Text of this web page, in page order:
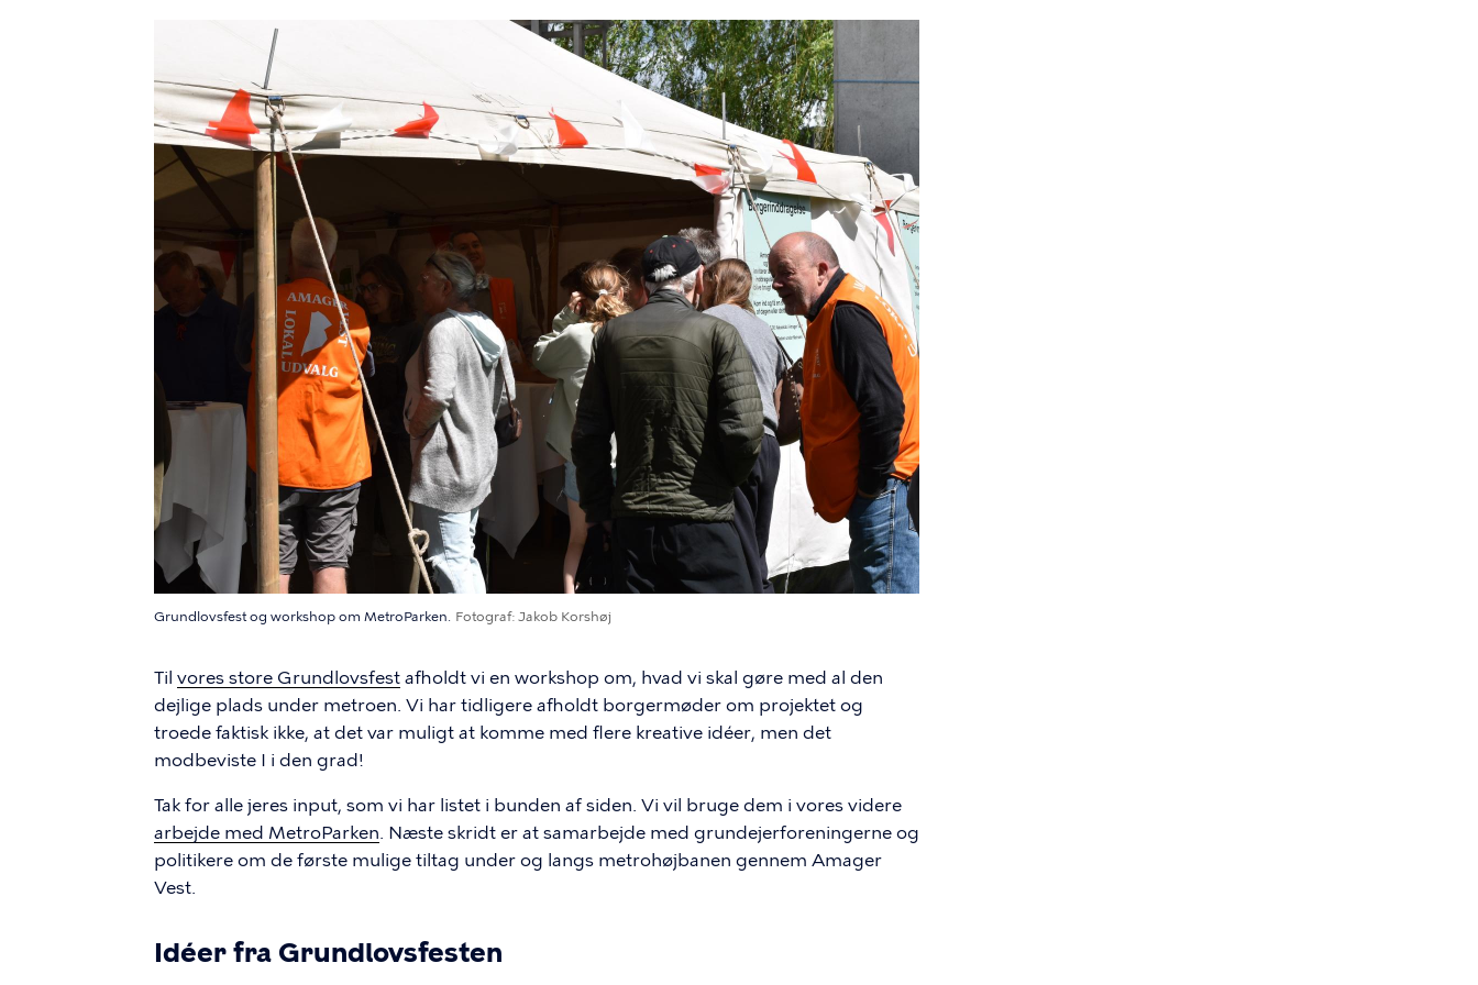
Grundlovsfest og workshop om MetroParken. Fotograf Jakob Korshøj
Til vores store Grundlovsfest afholdt vi en workshop om, hvad vi skal gøre med al den
dejlige plads under metroen. Vi har tidligere afholdt borgermøder om projektet og
troede faktisk ikke, at det var muligt at komme med flere kreative idéer, men det
modbeviste I i den grad!
Tak for alle jeres input, som vi har listet i bunden af siden. Vi vil bruge dem i vores videre
arbejde med MetroParken. Næste skridt er at samarbejde med grundejerforeningerne og
politikere om de første mulige tiltag under og langs metrohøjbanen gennem Amager
Vest.
Idéer fra Grundlovsfesten